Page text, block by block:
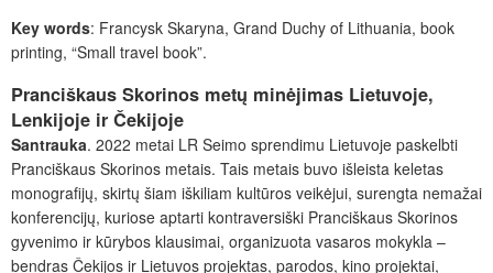
Key words: Francysk Skaryna, Grand Duchy of Lithuania, book
printing, “Small travel book”.
Pranciškaus Skorinos metų minėjimas Lietuvoje,
Lenkijoje ir Čekijoje
Santrauka. 2022 metai LR Seimo sprendimu Lietuvoje paskelbti
Pranciškaus Skorinos metais. Tais metais buvo išleista keletas
monografijų, skirtų šiam iškiliam kultūros veikėjui, surengta nemažai
konferencijų, kuriose aptarti kontraversiški Pranciškaus Skorinos
gyvenimo ir kūrybos klausimai, organizuota vasaros mokykla –
bendras Čekijos ir Lietuvos projektas, parodos, kino projektai,